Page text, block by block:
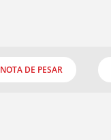
NOTA DE PESAR